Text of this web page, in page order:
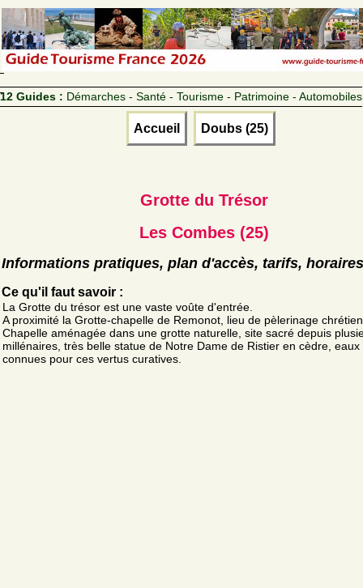
12 Guides : Démarches - Santé - Tourisme - Patrimoine - Automobiles
Accueil Doubs (25)
Grotte du Trésor
Les Combes (25)
Informations pratiques, plan d'accès, tarifs, horaires
Ce qu'il faut savoir :
La Grotte du trésor est une vaste voûte d'entrée.
A proximité la Grotte-chapelle de Remonot, lieu de pèlerinage
Chapelle aménagée dans une grotte naturelle, site sacré depuis
millénaires, très belle statue de Notre Dame de Ristier en cèdre, eaux
connues pour ces vertus curatives.